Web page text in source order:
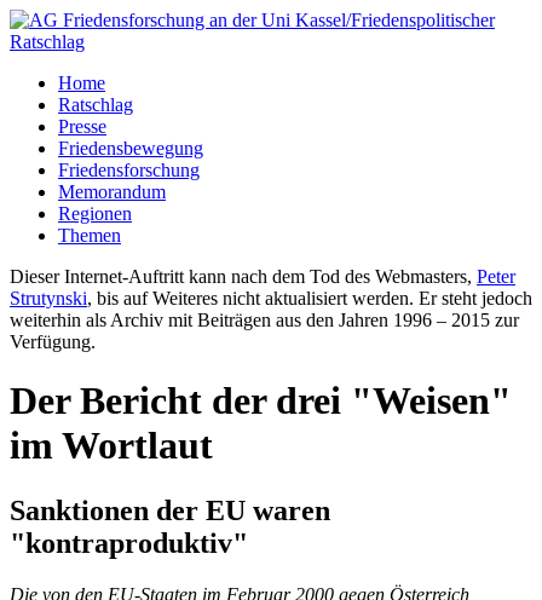
Home
Ratschlag
Presse
Friedensbewegung
Friedensforschung
Memorandum
Regionen
Themen
Dieser Internet-Auftritt kann nach dem Tod des Webmasters, Peter
Strutynski, bis auf Weiteres nicht aktualisiert werden. Er steht jedoch
weiterhin als Archiv mit Beiträgen aus den Jahren 1996 – 2015 zur
Verfügung.
Der Bericht der drei "Weisen"
im Wortlaut
Sanktionen der EU waren
"kontraproduktiv"
Die von den EU-Staaten im Februar 2000 gegen Österreich